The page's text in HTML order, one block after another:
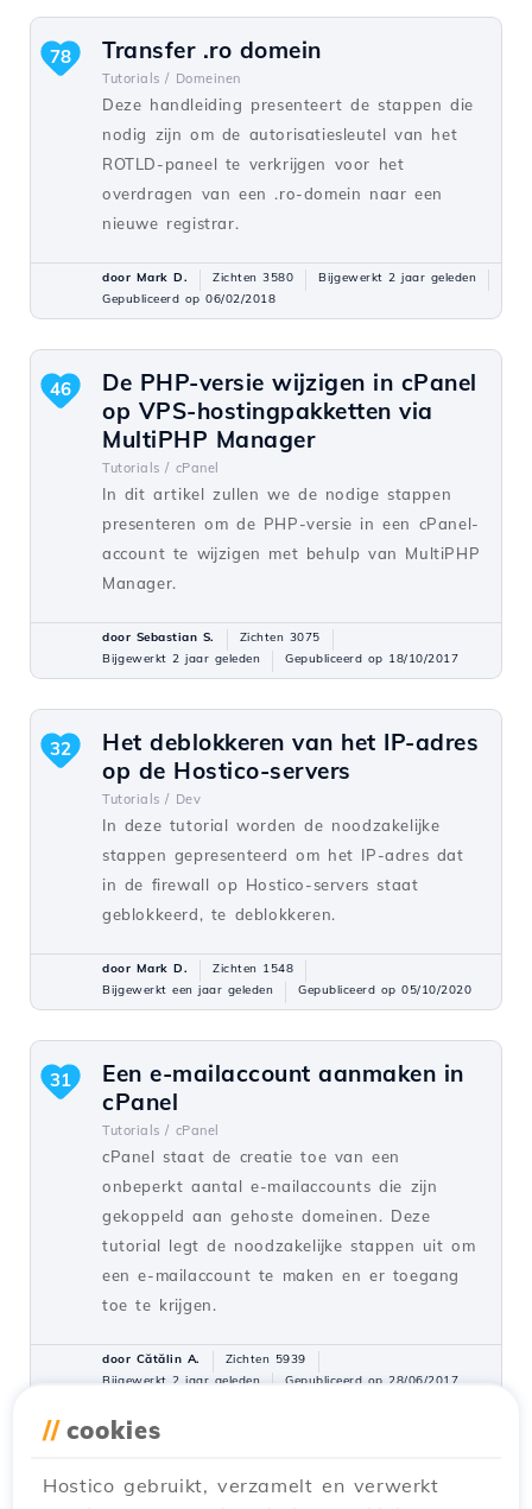
Transfer .ro domein
Tutorials / Domeinen
Deze handleiding presenteert de stappen die
nodig zijn om de autorisatiesleutel van het
ROTLD-paneel te verkrijgen voor het
overdragen van een .ro-domein naar een
nieuwe registrar.
78
door Mark D. Zichten 3580
Bijgewerkt 2 jaar geleden
Gepubliceerd op 06/02/2018
De PHP-versie wijzigen in cPanel
op VPS-hostingpakketten via
MultiPHP Manager
Tutorials / cPanel
In dit artikel zullen we de nodige stappen
presenteren om de PHP-versie in een cPanel-
account te wijzigen met behulp van MultiPHP
Manager.
46
door Sebastian S.
Zichten 3075
Bijgewerkt 2 jaar geleden
Gepubliceerd op 18/10/2017
Het deblokkeren van het IP-adres
op de Hostico-servers
Tutorials / Dev
In deze tutorial worden de noodzakelijke
stappen gepresenteerd om het IP-adres dat
in de firewall op Hostico-servers staat
geblokkeerd, te deblokkeren.
32
door Mark D.
Zichten 1548
Bijgewerkt een jaar geleden
Gepubliceerd op 05/10/2020
Een e-mailaccount aanmaken in
cPanel
Tutorials / cPanel
cPanel staat de creatie toe van een
onbeperkt aantal e-mailaccounts die zijn
gekoppeld aan gehoste domeinen. Deze
tutorial legt de noodzakelijke stappen uit om
een e-mailaccount te maken en er toegang
toe te krijgen.
31
door Cătălin A.
Zichten 5939
Bijgewerkt 2 jaar geleden
Gepubliceerd op 28/06/2017
(Subcontact) toevoegen
// cookies
Hostico gebruikt, verzamelt en verwerkt